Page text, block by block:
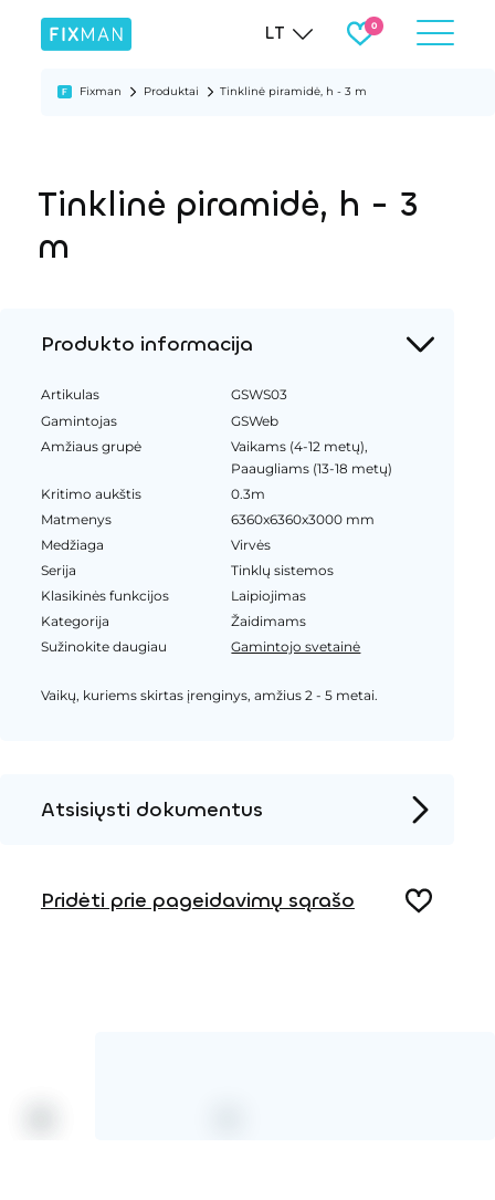
LT
Fixman Produktai Tinklinė piramidė, h - 3 m
Tinklinė piramidė, h - 3
m
Produkto informacija
Artikulas
GSWS03
Gamintojas
GSWeb
Amžiaus grupė
Vaikams (4-12 metų),
Paaugliams (13-18 metų)
Kritimo aukštis
0.3m
Matmenys
6360x6360x3000 mm
Medžiaga
Virvės
Serija
Tinklų sistemos
Klasikinės funkcijos
Laipiojimas
Kategorija
Žaidimams
Sužinokite daugiau
Gamintojo svetainė
Vaikų, kuriems skirtas įrenginys, amžius 2 - 5 metai.
Atsisiųsti dokumentus
Pridėti prie pageidavimų sąrašo